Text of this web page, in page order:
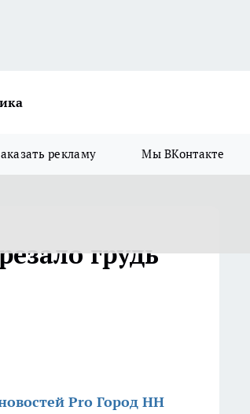
рекламу Мы ВКонтакте
грудь
Pro Город НН